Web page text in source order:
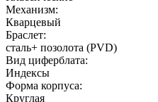
Механизм:
Кварцевый
Браслет:
сталь+ позолота (PVD)
Вид циферблата:
Индексы
Форма корпуса:
Круглая